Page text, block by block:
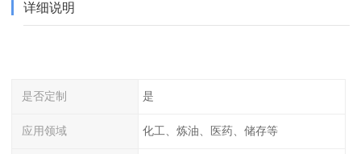
详细说明
是否定制 是
应用领域 化工、炼油、医药、储存等